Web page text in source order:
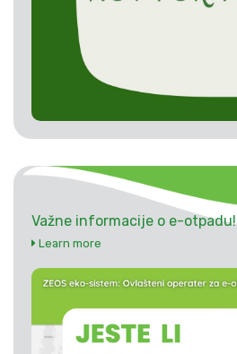
Važne informacije o e-otpadu!
Learn more